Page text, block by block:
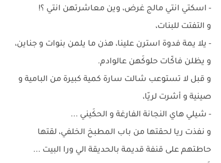
- اسكتي انتي مالج غرض، وين معاشرتهن انتي ؟!
و التفتت للبنات،
- يلا يمة فدوة استرن علينا، هذن ما يلمن بنوات و جناين،
و يظلن فاكّات حلوكَهن عالوادم.
و قبل لا تستوعب شالت سارة كمية كبيرة من البامية و
صينية و أشرت لريّا،
- شيلي هاي النجانة الفارغة و الحكَيني ...
و نفذت ريا لحقتها من باب المطبخ الخلفي، لقتها
حاطتهم على قنفة قديمة بالحديقة الي ورا البيت ...